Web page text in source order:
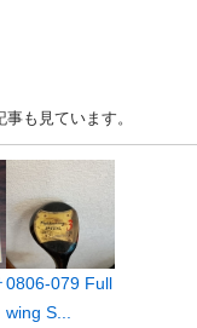
も見ています。
0806-079 Full
wing S...